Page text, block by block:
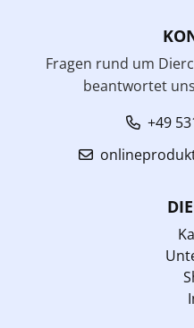
Fragen rund um
beantwortet
+49